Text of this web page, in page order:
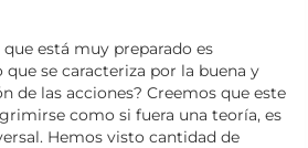
está muy preparado es
se caracteriza por la buena y
de las acciones? Creemos que este
como si fuera una teoría, es
Hemos visto cantidad de